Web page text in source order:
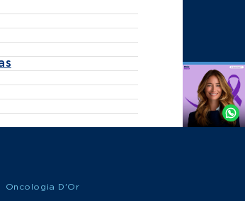
Agende
Whatsapp
Oncologia D'Or